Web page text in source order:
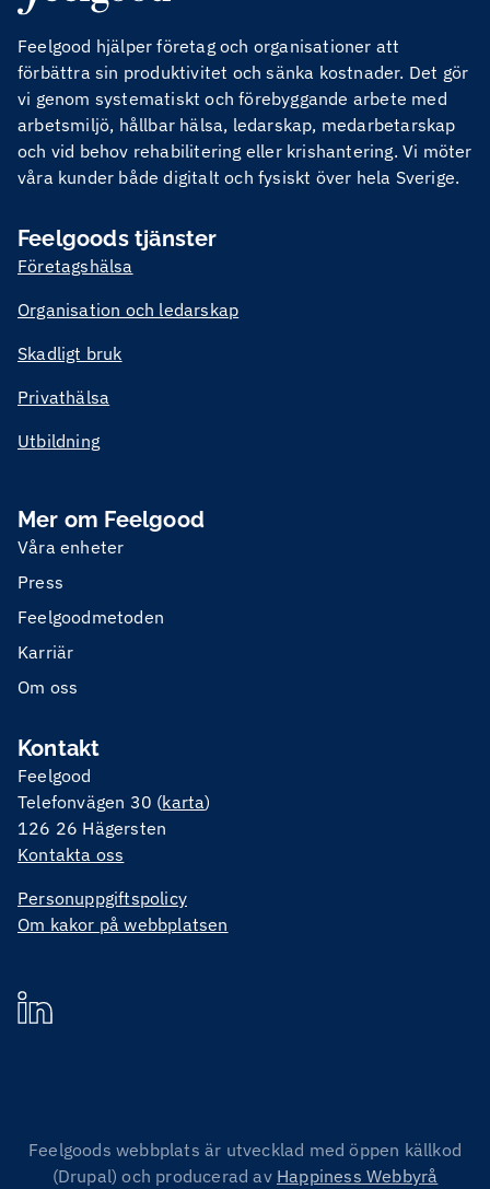
Feelgood hjälper företag och organisationer att
förbättra sin produktivitet och sänka kostnader. Det gör
vi genom systematiskt och förebyggande arbete med
arbetsmiljö, hållbar hälsa, ledarskap, medarbetarskap
och vid behov rehabilitering eller krishantering. Vi möter
våra kunder både digitalt och fysiskt över hela Sverige.
Feelgoods tjänster
Företagshälsa
Organisation och ledarskap
Skadligt bruk
Privathälsa
Utbildning
Mer om Feelgood
Våra enheter
Press
Feelgoodmetoden
Karriär
Om oss
Kontakt
Feelgood
Telefonvägen 30 (karta)
126 26 Hägersten
Kontakta oss
Personuppgiftspolicy
Om kakor på webbplatsen
Feelgoods webbplats är utvecklad med öppen källkod
(Drupal) och producerad av Happiness Webbyrå